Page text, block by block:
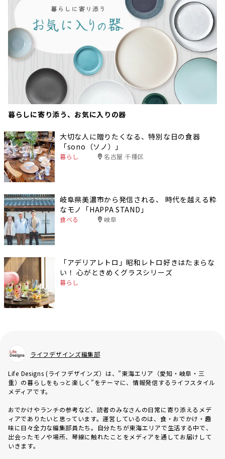
暮らしに寄り添う、お気に入りの器
大切な人に贈りたくなる、特別な日の食器
「sono（ソノ）」
暮らし 名古屋 千種区
岐阜県美濃市から発信される、 時代を越える粋
なモノ「HAPPA STAND」
食べる 岐阜
「アデリアレトロ」昭和レトロ好きはたまらな
い！ 心がときめくグラスシリーズ
暮らし
ライフデザインズ編集部
Life Designs (ライフデザインズ）は、”東海エリア（愛知・岐阜・三
重）の暮らしをもっと楽しく”をテーマに、情報発信するライフスタイル
メディアです。
おでかけやランチの参考など、読者のみなさんの日常に寄り添えるメデ
ィアでありたいと思っています。運営しているのは、食・おでかけ・趣
味に日々全力な編集部員たち。自分たちが東海エリアで生活する中で、
出会ったモノや場所、琴線に触れたことをメディアを通してお届けして
いきます。